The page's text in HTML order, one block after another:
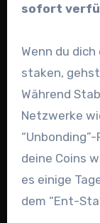
sofort
Wenn du
staken,
Während
Netzwerke
deine Coins
es einige
dem “Ent-